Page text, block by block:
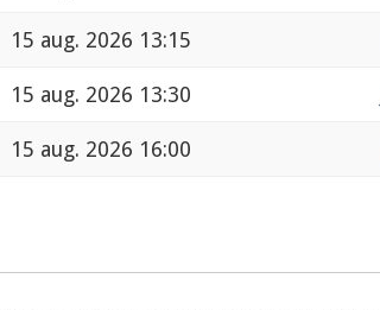
15 aug. 2026 13:15
15 aug. 2026 13:30
15 aug. 2026 16:00